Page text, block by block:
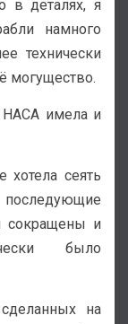
в деталях, я
намного
технически
могущество.
НАСА имела и
сеять
сокращены и
было
на